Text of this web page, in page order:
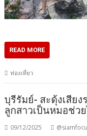
READ MORE
ท่องเที่ยว
บุรีรัมย์- สะดุ้งเสีย
ลูกสาวเป็นหมอช่ว
09/12/2025